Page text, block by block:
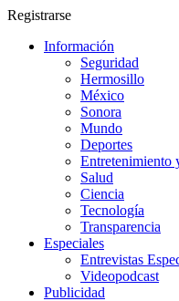
Registrarse
Información
Seguridad
Hermosillo
México
Sonora
Mundo
Deportes
Entretenimiento
Salud
Ciencia
Tecnología
Transparencia
Especiales
Entrevistas
Videopodcast
Publicidad